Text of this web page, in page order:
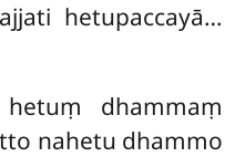
hetupaccayā…
dhammaṃ
nahetu dhammo